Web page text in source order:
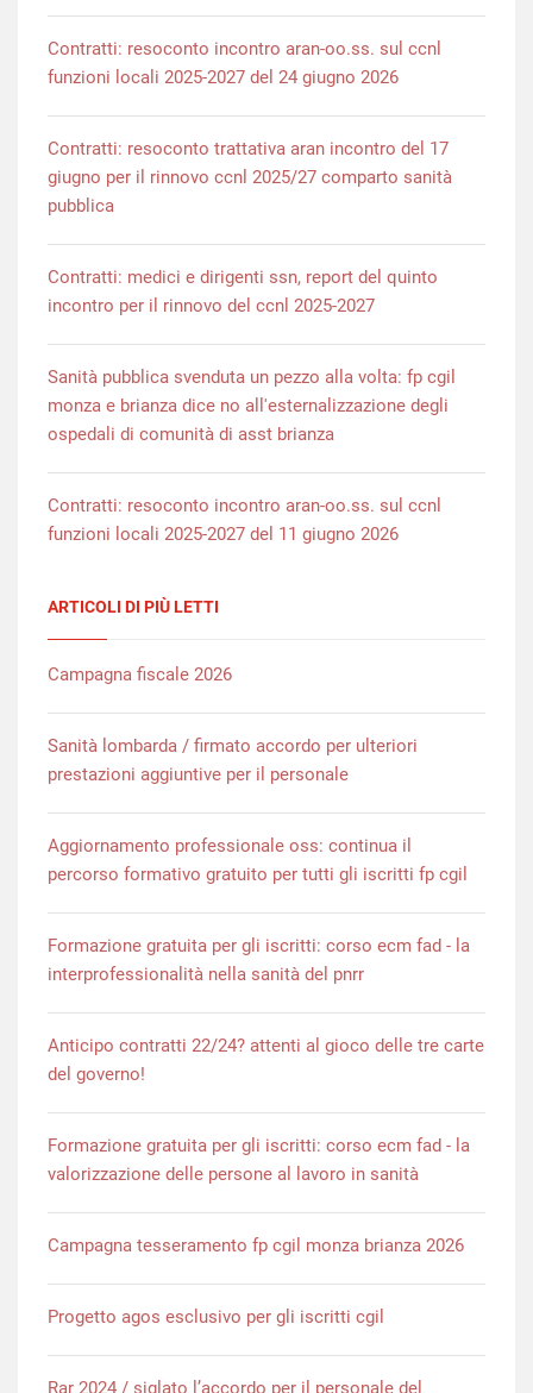
Contratti: resoconto incontro aran-oo.ss. sul ccnl
funzioni locali 2025-2027 del 24 giugno 2026
Contratti: resoconto trattativa aran incontro del 17
giugno per il rinnovo ccnl 2025/27 comparto sanità
pubblica
Contratti: medici e dirigenti ssn, report del quinto
incontro per il rinnovo del ccnl 2025-2027
Sanità pubblica svenduta un pezzo alla volta: fp cgil
monza e brianza dice no all'esternalizzazione degli
ospedali di comunità di asst brianza
Contratti: resoconto incontro aran-oo.ss. sul ccnl
funzioni locali 2025-2027 del 11 giugno 2026
ARTICOLI DI PIÙ LETTI
Campagna fiscale 2026
Sanità lombarda / firmato accordo per ulteriori
prestazioni aggiuntive per il personale
Aggiornamento professionale oss: continua il
percorso formativo gratuito per tutti gli iscritti fp cgil
Formazione gratuita per gli iscritti: corso ecm fad - la
interprofessionalità nella sanità del pnrr
Anticipo contratti 22/24? attenti al gioco delle tre carte
del governo!
Formazione gratuita per gli iscritti: corso ecm fad - la
valorizzazione delle persone al lavoro in sanità
Campagna tesseramento fp cgil monza brianza 2026
Progetto agos esclusivo per gli iscritti cgil
Rar 2024 / siglato l’accordo per il personale del